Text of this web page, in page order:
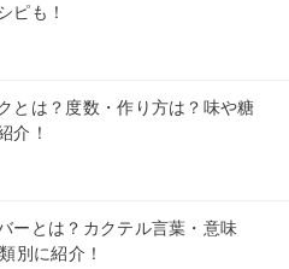
ピも！
とは？度数・作り方は？味や糖
介！
ーとは？カクテル言葉・意味
別に紹介！